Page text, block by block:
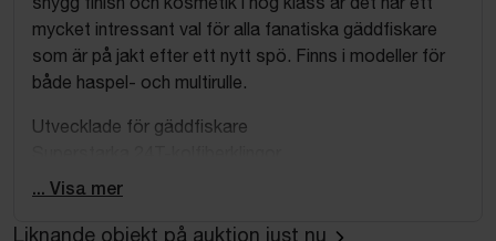
mycket intressant val för alla fanatiska gäddfiskare
som är på jakt efter ett nytt spö. Finns i modeller för
både haspel- och multirulle.
Utvecklade för gäddfiskare
Tåliga tvåbenta spöringar
EVA-handtag
... Visa mer
Liknande objekt på auktion just nu